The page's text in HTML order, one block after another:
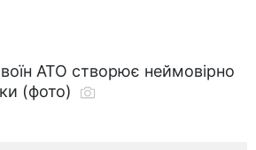
АТО створює неймовірно
(фото)